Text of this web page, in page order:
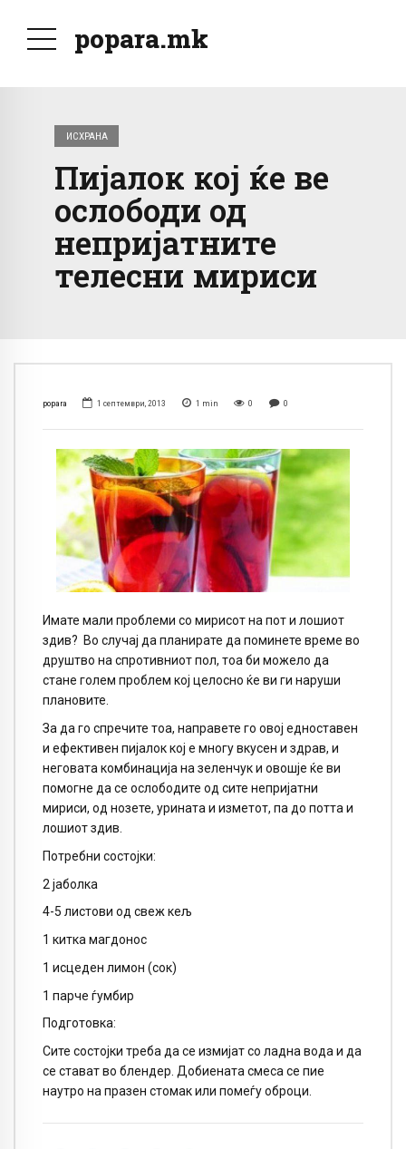
popara.mk
ИСХРАНА
Пијалок кој ќе ве
ослободи од
непријатните
телесни мириси
popara 1 септември, 2013 1 min 0 0
Имате мали проблеми со мирисот на пот и лошиот
здив? Во случај да планирате да поминете време во
друштво на спротивниот пол, тоа би можело да
стане голем проблем кој целосно ќе ви ги наруши
плановите.
За да го спречите тоа, направете го овој едноставен
и ефективен пијалок кој е многу вкусен и здрав, и
неговата комбинација на зеленчук и овошје ќе ви
помогне да се ослободите од сите непријатни
мириси, од нозете, урината и изметот, па до потта и
лошиот здив.
Потребни состојки:
2 јаболка
4-5 листови од свеж кељ
1 китка магдонос
1 исцеден лимон (сок)
1 парче ѓумбир
Подготовка:
Сите состојки треба да се измијат со ладна вода и да
се стават во блендер. Добиената смеса се пие
наутро на празен стомак или помеѓу оброци.